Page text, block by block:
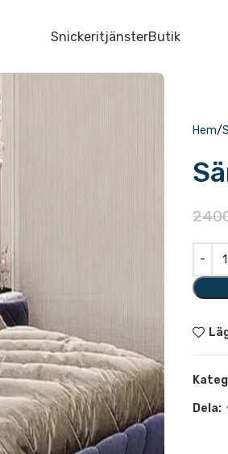
SnickeritjänsterButik
Hem
Dela: